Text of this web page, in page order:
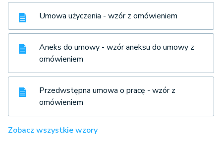
Umowa użyczenia - wzór z omówieniem
Aneks do umowy - wzór aneksu do umowy z
omówieniem
Przedwstępna umowa o pracę - wzór z
omówieniem
Zobacz wszystkie wzory